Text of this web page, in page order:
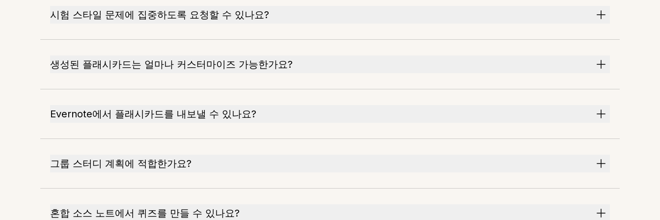
시험 스타일 문제에 집중하도록 요청할 수 있나요?
생성된 플래시카드는 얼마나 커스터마이즈 가능한가요?
Evernote에서 플래시카드를 내보낼 수 있나요?
그룹 스터디 계획에 적합한가요?
혼합 소스 노트에서 퀴즈를 만들 수 있나요?